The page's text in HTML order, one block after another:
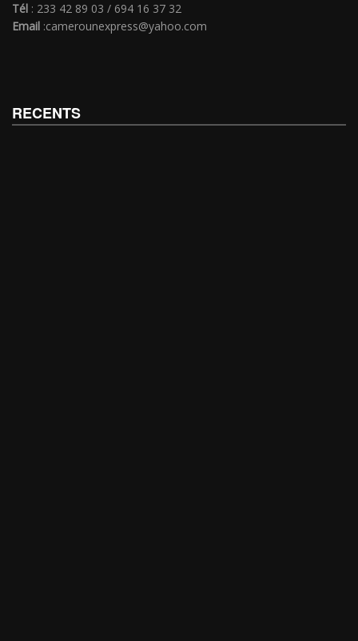
Tél : 233 42 89 03 / 694 16 37 32
Email :camerounexpress@yahoo.com
RECENTS